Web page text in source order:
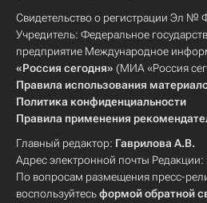
Свидетельство о регистрации Эл №
Учредитель: Федеральное
предприятие Международное
«Россия сегодня» (МИА «Россия
Правила использования
Политика конфиденциальности
Правила применения
Главный редактор: Гаврилова А.В.
Адрес электронной почты Редакции:
По вопросам размещения пресс-
воспользуйтесьформой обратной